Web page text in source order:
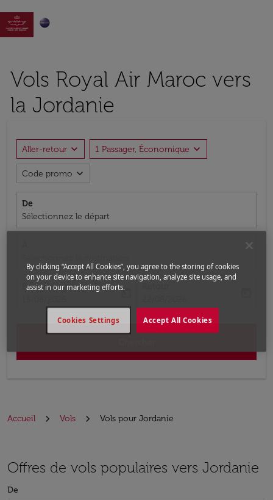

Vols Royal Air Maroc vers
la Jordanie
Aller-retour expand_more 1 Passager, Économique expand_more
Code promo expand_more
De
Sélectionnez le départ
Départ
today
Accueil Vols Vols pour Jordanie
Offres de vols populaires vers Jordanie
De
By clicking “Accept All Cookies”, you agree to the storing of cookies
on your device to enhance site navigation, analyze site usage, and
assist in our marketing efforts.
Accept All Cookies
Cookies Settings